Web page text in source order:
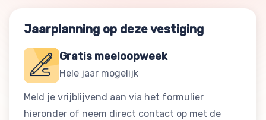
Jaarplanning op deze vestiging
Gratis meeloopweek
Hele jaar mogelijk
Meld je vrijblijvend aan via het formulier
hieronder of neem direct contact op met de